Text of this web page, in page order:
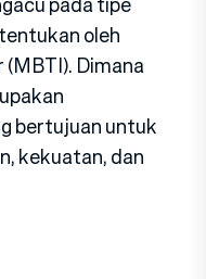
oleh
Dimana
bertujuan untuk
kekuatan, dan